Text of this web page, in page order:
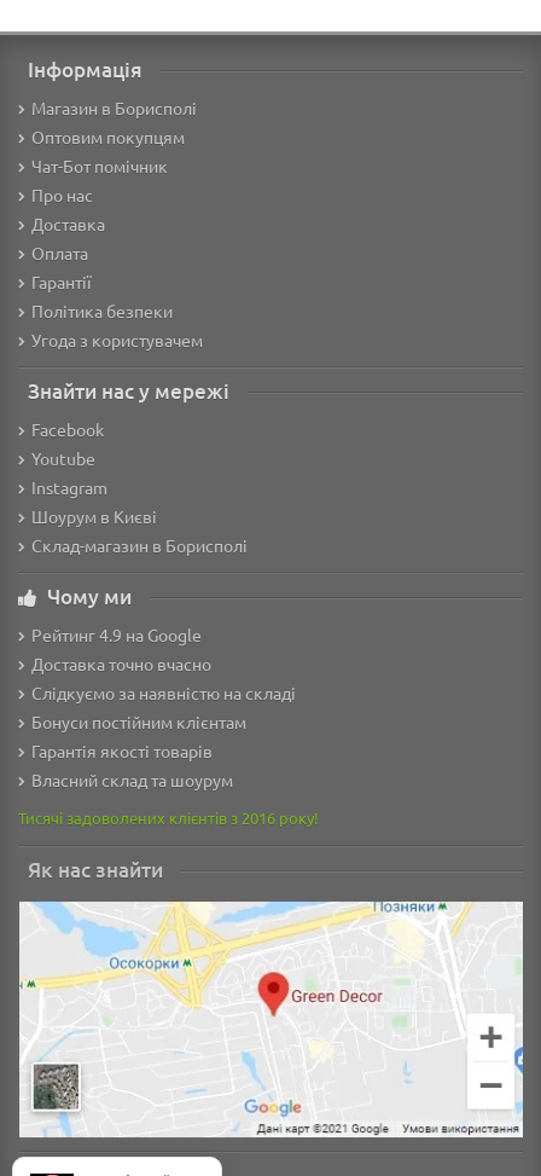
Інформація
Магазин в Борисполі
Оптовим покупцям
Чат-Бот помічник
Про нас
Доставка
Оплата
Гарантії
Політика безпеки
Угода з користувачем
Знайти нас у мережі
Facebook
Youtube
Instagram
Шоурум в Києві
Склад-магазин в Борисполі
Чому ми
Рейтинг 4.9 на Google
Доставка точно вчасно
Слідкуємо за наявністю на складі
Бонуси постійним клієнтам
Гарантія якості товарів
Власний склад та шоурум
Тисячі задоволених клієнтів з 2016 року!
Як нас знайти